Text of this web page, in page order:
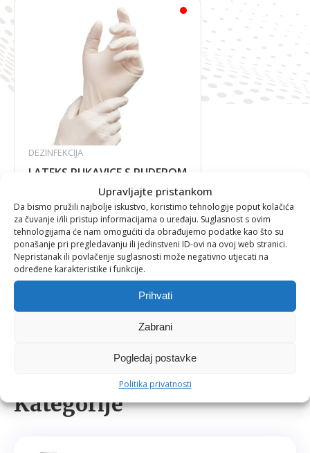
Upravljajte pristankom
Da bismo pružili najbolje iskustvo, koristimo tehnologije poput kolačića
za čuvanje i/ili pristup informacijama o uređaju. Suglasnost s ovim
tehnologijama će nam omogućiti da obrađujemo podatke kao što su
ponašanje pri pregledavanju ili jedinstveni ID-ovi na ovoj web stranici.
Nepristanak ili povlačenje suglasnosti može negativno utjecati na
određene karakteristike i funkcije.
Prihvati
Zabrani
Pogledaj postavke
Politika privatnosti
Kategorije
10,61€
DEZINFEKCIJA
LATEKS RUKAVICE S PUDEROM